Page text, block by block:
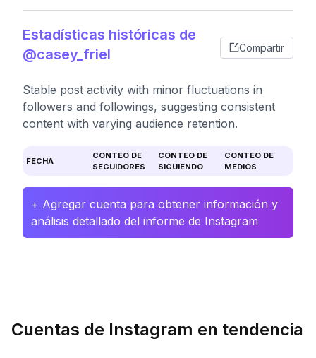
Estadísticas históricas de
@casey_friel
Compartir
Stable post activity with minor fluctuations in
followers and followings, suggesting consistent
content with varying audience retention.
FECHA
CONTEO DE
SEGUIDORES
CONTEO DE
SIGUIENDO
CONTEO DE
MEDIOS
+ Agregar cuenta para obtener información y
análisis detallado del informe de Instagram
Cuentas de Instagram en tendencia